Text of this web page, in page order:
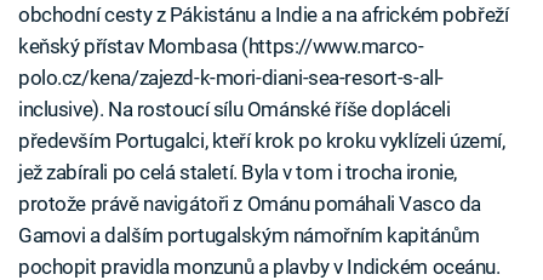
obchodní cesty z Pákistánu a Indie a na africkém pobřeží
keňský přístav Mombasa (https://www.marco-
polo.cz/kena/zajezd-k-mori-diani-sea-resort-s-all-
inclusive). Na rostoucí sílu Ománské říše dopláceli
především Portugalci, kteří krok po kroku vyklízeli území,
jež zabírali po celá staletí. Byla v tom i trocha ironie,
protože právě navigátoři z Ománu pomáhali Vasco da
Gamovi a dalším portugalským námořním kapitánům
pochopit pravidla monzunů a plavby v Indickém oceánu.